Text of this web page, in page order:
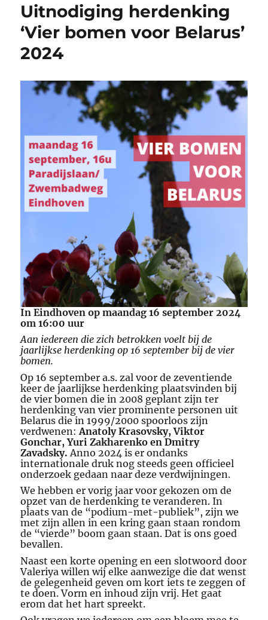
Uitnodiging herdenking
‘Vier bomen voor Belarus’
2024
In Eindhoven op maandag 16 september 2024
om 16:00 uur
Aan iedereen die zich betrokken voelt bij de
jaarlijkse herdenking op 16 september bij de vier
bomen.
Op 16 september a.s. zal voor de zeventiende
keer de jaarlijkse herdenking plaatsvinden bij
de vier bomen die in 2008 geplant zijn ter
herdenking van vier prominente personen uit
Belarus die in 1999/2000 spoorloos zijn
verdwenen:Anatoly Krasovsky, Viktor
Gonchar, Yuri Zakharenko en Dmitry
Zavadsky. Anno 2024 is er ondanks
internationale druk nog steeds geen officieel
onderzoek gedaan naar deze verdwijningen.
We hebben er vorig jaar voor gekozen om de
opzet van de herdenking te veranderen. In
plaats van de “podium-met-publiek”, zijn we
met zijn allen in een kring gaan staan rondom
de “vierde” boom gaan staan. Dat is ons goed
bevallen.
Naast een korte opening en een slotwoord door
Valeriya willen wij elke aanwezige die dat wenst
de gelegenheid geven om kort iets te zeggen of
te doen. Vorm en inhoud zijn vrij. Het gaat
erom dat het hart spreekt.